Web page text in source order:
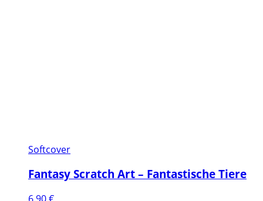
Softcover
Fantasy Scratch Art – Fantastische Tiere